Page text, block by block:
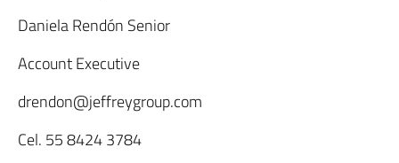
Daniela Rendón Senior
Account Executive
drendon@jeffreygroup.com
Cel. 55 8424 3784